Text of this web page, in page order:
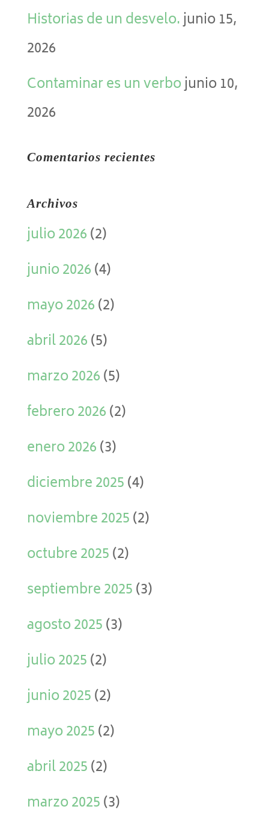
Historias de un desvelo.junio 15,
2026
Contaminar es un verbojunio 10,
2026
Comentarios recientes
Archivos
julio 2026(2)
junio 2026(4)
mayo 2026(2)
abril 2026(5)
marzo 2026(5)
febrero 2026(2)
enero 2026(3)
diciembre 2025(4)
noviembre 2025(2)
octubre 2025(2)
septiembre 2025(3)
agosto 2025(3)
julio 2025(2)
junio 2025(2)
mayo 2025(2)
abril 2025(2)
marzo 2025(3)